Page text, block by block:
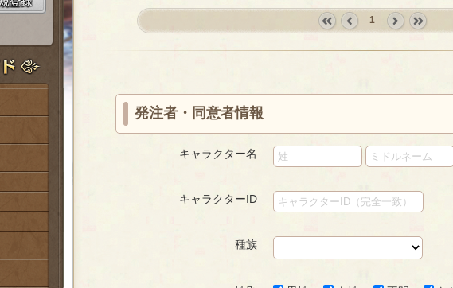
first prev
›
»
1
発注者・同意者情報
キャラクター名
キャラクターID
種族